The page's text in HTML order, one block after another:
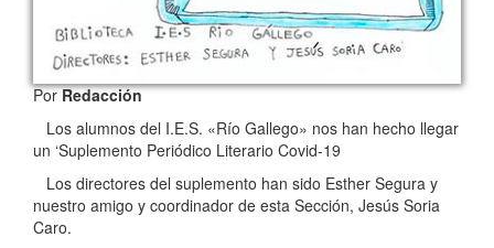
PorRedacción
Los alumnos del I.E.S. «Río Gallego» nos han hecho llegar
un ‘Suplemento Periódico Literario Covid-19
Los directores del suplemento han sido Esther Segura y
nuestro amigo y coordinador de esta Sección, Jesús Soria
Caro.